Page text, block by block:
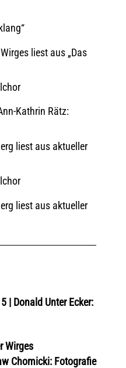
liest aus „Das
Kathrin Rätz:
liest aus aktueller
liest aus aktueller
| Donald Unter Ecker:
Wirges
Chomicki: Fotografie